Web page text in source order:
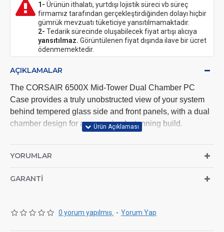
1- Ürünün ithalatı, yurtdışı lojistik süreci vb süreç
firmamız tarafından gerçekleştirdiğinden dolayı hiçbir
gümrük mevzuatı tüketiciye yansıtılmamaktadır.
2- Tedarik sürecinde oluşabilecek fiyat artışı alıcıya
yansıtılmaz. Görüntülenen fiyat dışında ilave bir ücret
ödenmemektedir.
AÇIKLAMALAR
The CORSAIR 6500X Mid-Tower Dual Chamber PC
Case provides a truly unobstructed view of your system
behind tempered glass side and front panels, with a dual
chamber design for an organized, stunning build.
organized look
organized look
such as ASUS BTF and MSI Project Zero
Fits 10x 120mm or 7x 140mm fans
YORUMLAR
GARANTI
0 yorum yapılmış. - Yorum Yap